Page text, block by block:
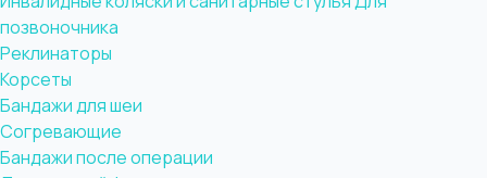
позвоночника
Реклинаторы
Корсеты
Бандажи для шеи
Согревающие
Бандажи после операции